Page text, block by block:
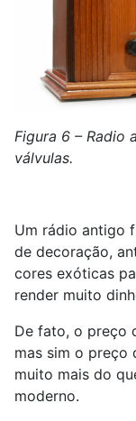
Figura 6 – Radio
válvulas.
Um rádio antigo
de decoração,
cores exóticas
render muito
De fato, o preço
mas sim o preço
muito mais do
moderno.